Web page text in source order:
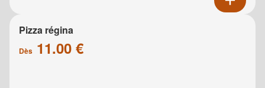
Pizza régina
Dès 11.00 €